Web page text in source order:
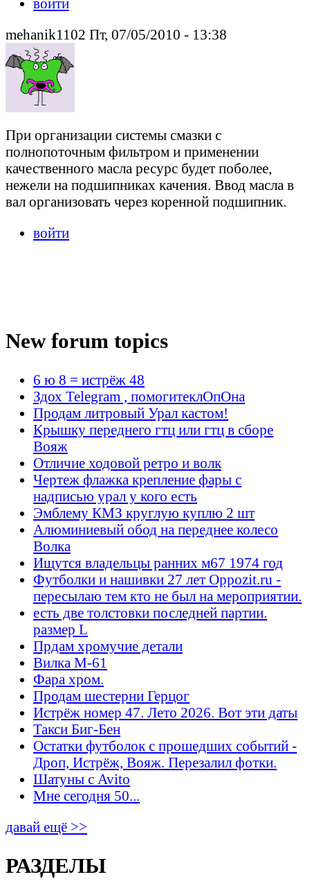
войти
mehanik1102 Пт, 07/05/2010 - 13:38
При организации системы смазки с
полнопоточным фильтром и применении
качественного масла ресурс будет поболее,
нежели на подшипниках качения. Ввод масла в
вал организовать через коренной подшипник.
войти
New forum topics
6 ю 8 = истрёж 48
Здох Telegram , помогитеклОпОна
Продам литровый Урал кастом!
Крышку переднего гтц или гтц в сборе
Вояж
Отличие ходовой ретро и волк
Чертеж флажка крепление фары с
надписью урал у кого есть
Эмблему КМЗ круглую куплю 2 шт
Алюминиевый обод на переднее колесо
Волка
Ищутся владельцы ранних м67 1974 год
Футболки и нашивки 27 лет Oppozit.ru -
пересылаю тем кто не был на мероприятии.
есть две толстовки последней партии.
размер L
Прдам хромучие детали
Вилка М-61
Фара хром.
Продам шестерни Герцог
Истрёж номер 47. Лето 2026. Вот эти даты
Такси Биг-Бен
Остатки футболок с прошедших событий -
Дроп, Истрёж, Вояж. Перезалил фотки.
Шатуны с Avito
Мне сегодня 50...
давай ещё >>
РАЗДЕЛЫ